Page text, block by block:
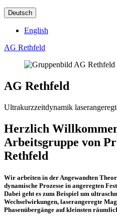
Deutsch
English
AG Rethfeld
AG Rethfeld
Ultrakurzzeitdynamik
Herzlich
Arbeitsgruppe von
Rethfeld
Wir arbeiten in der Angewandten
dynamische Prozesse in angeregten
Dabei geht es zum Beispiel um
Wechselwirkungen, laserangeregte
Phasenübergänge auf kleinsten